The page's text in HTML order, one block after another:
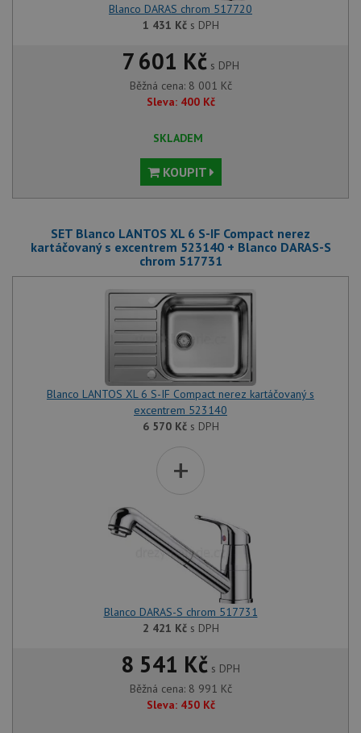
Blanco DARAS chrom 517720
1 431 Kčs DPH
7 601 Kč s DPH
Běžná cena: 8 001 Kč
Sleva: 400 Kč
SKLADEM
KOUPIT
SET Blanco LANTOS XL 6 S-IF Compact nerez
kartáčovaný s excentrem 523140 + Blanco DARAS-S
chrom 517731
Blanco LANTOS XL 6 S-IF Compact nerez kartáčovaný s
excentrem 523140
6 570 Kčs DPH
+
Blanco DARAS-S chrom 517731
2 421 Kčs DPH
8 541 Kč s DPH
Běžná cena: 8 991 Kč
Sleva: 450 Kč